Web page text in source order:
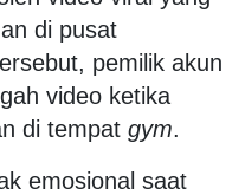
di pusat
pemilik akun
video ketika
di tempat gym.
emosional saat